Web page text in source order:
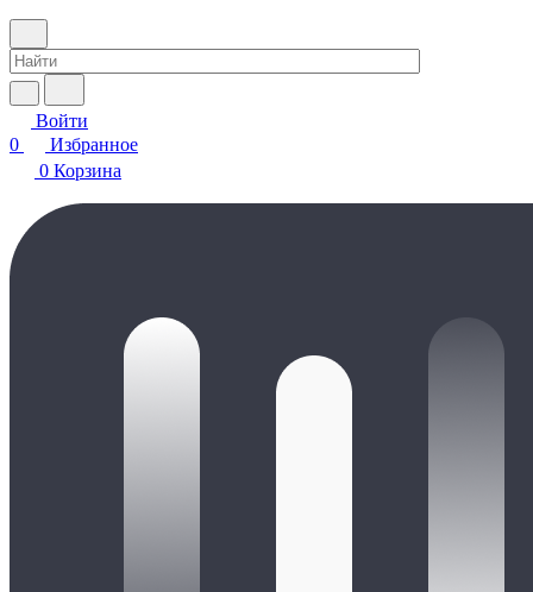
Войти
0
Избранное
0 Корзина